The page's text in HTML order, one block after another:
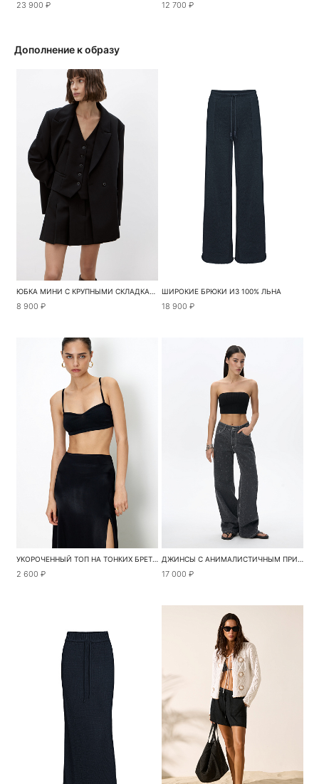
23 900 ₽ 12 700 ₽
Дополнение к образу
ЮБКА МИНИ С КРУПНЫМИ СКЛАДКАМИ
8 900 ₽
ШИРОКИЕ БРЮКИ ИЗ 100% ЛЬНА
18 900 ₽
УКОРОЧЕННЫЙ ТОП НА ТОНКИХ БРЕТЕЛЯХ
2 600 ₽
ДЖИНСЫ С АНИМАЛИСТИЧНЫМ ПРИНТОМ
17 000 ₽